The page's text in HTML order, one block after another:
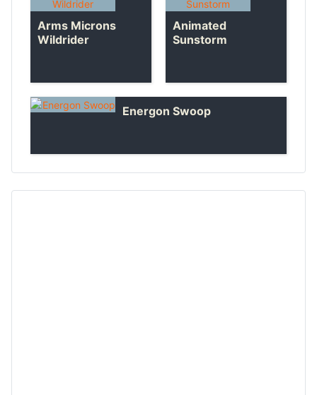
Arms Microns
Wildrider
Animated
Sunstorm
Energon Swoop